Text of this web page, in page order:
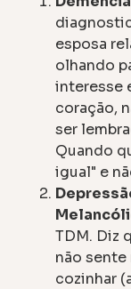
esposa
olhando
interesse
coração,
ser
Quando
igual" e
TDM. Diz
não sente
cozinhar